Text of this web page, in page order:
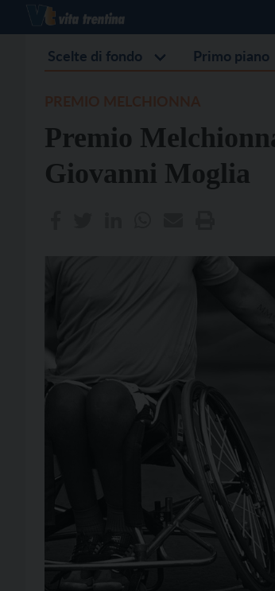
Scelte di fondo Primo piano
Premio
Giovanni Moglia